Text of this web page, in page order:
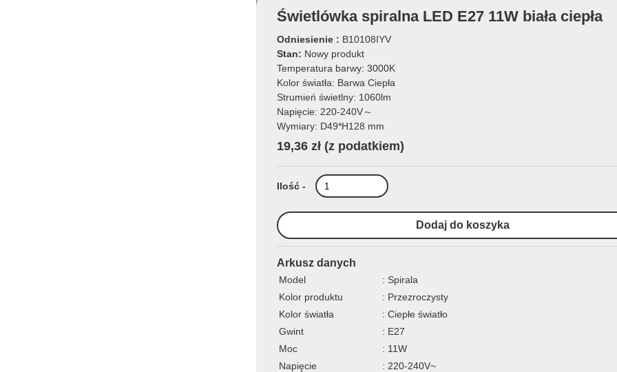
Świetlówka spiralna LED E27 11W biała ciepła
Odniesienie : B10108IYV
Stan: Nowy produkt
Temperatura barwy: 3000K
Kolor światła: Barwa Ciepła
Strumień świetlny: 1060lm
Napięcie: 220-240V～
Wymiary: D49*H128 mm
19,36 zł (z podatkiem)
Ilość -
Arkusz danych
Model
: Spirala
Kolor produktu
: Przezroczysty
Kolor światła
: Ciepłe światło
Gwint
: E27
Moc
: 11W
Napięcie
: 220-240V~